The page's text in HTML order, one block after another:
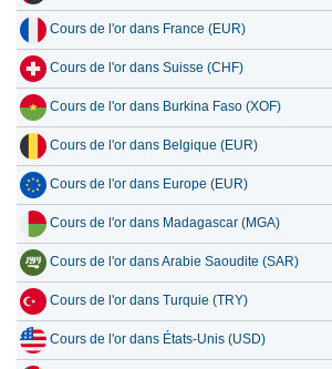
Cours de l'or dans France (EUR)
Cours de l'or dans Suisse (CHF)
Cours de l'or dans Burkina Faso (XOF)
Cours de l'or dans Belgique (EUR)
Cours de l'or dans Europe (EUR)
Cours de l'or dans Madagascar (MGA)
Cours de l'or dans Arabie Saoudite (SAR)
Cours de l'or dans Turquie (TRY)
Cours de l'or dans États-Unis (USD)